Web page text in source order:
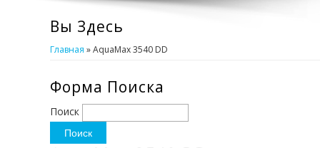
Вы Здесь
Главная » AquaMax 3540 DD
Форма Поиска
Поиск